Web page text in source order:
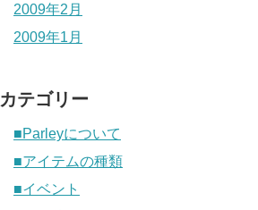
2009年2月
2009年1月
カテゴリー
■Parleyについて
■アイテムの種類
■イベント